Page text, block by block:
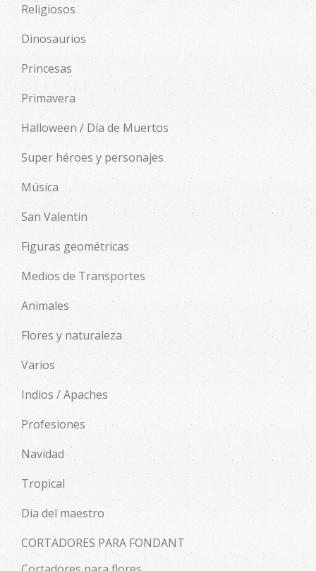
Religiosos
Dinosaurios
Princesas
Primavera
Halloween / Día de Muertos
Super héroes y personajes
Música
San Valentin
Figuras geométricas
Medios de Transportes
Animales
Flores y naturaleza
Varios
Indios / Apaches
Profesiones
Navidad
Tropical
Día del maestro
CORTADORES PARA FONDANT